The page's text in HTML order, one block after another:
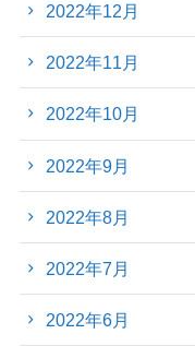
2022年12月
2022年11月
2022年10月
2022年9月
2022年8月
2022年7月
2022年6月